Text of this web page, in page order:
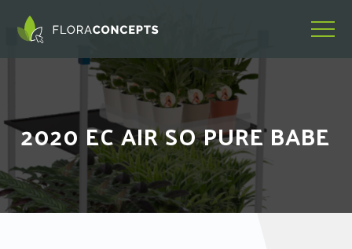
2020 EC AIR SO PURE BABE